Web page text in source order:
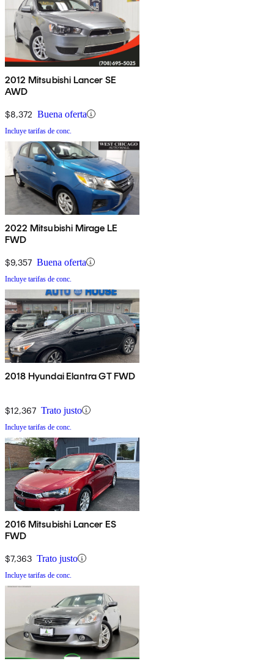
2012 Mitsubishi Lancer SE
AWD
$8,372 Buena oferta
Incluye tarifas de conc.
2022 Mitsubishi Mirage LE
FWD
$9,357 Buena oferta
Incluye tarifas de conc.
2018 Hyundai Elantra GT FWD
$12,367 Trato justo
Incluye tarifas de conc.
2016 Mitsubishi Lancer ES
FWD
$7,363 Trato justo
Incluye tarifas de conc.